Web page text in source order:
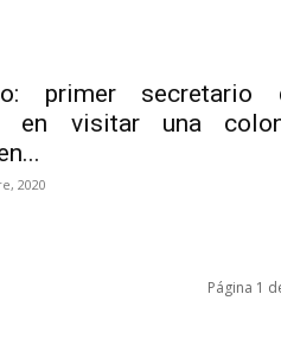
primer secretario
en visitar una
2020
Página 1